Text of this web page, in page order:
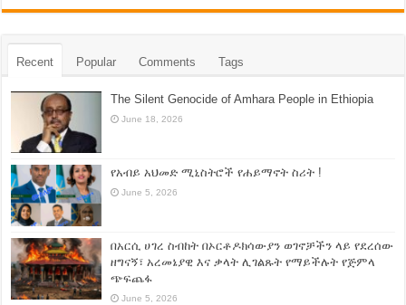
Recent Popular Comments Tags
The Silent Genocide of Amhara People in Ethiopia
June 18, 2026
የአብይ አህመድ ሚኒስትሮች የሐይማኖት ስሪት !
June 5, 2026
በአርሲ ሀገረ ስብከት በኦርቶዶክሳውያን ወገኖቻችን ላይ የደረሰው
ዘግናኝ፣ አረመኔያዊ እና ቃላት ሊገልጹት የማይችሉት የጅምላ
ጭፍጨፋ
June 5, 2026